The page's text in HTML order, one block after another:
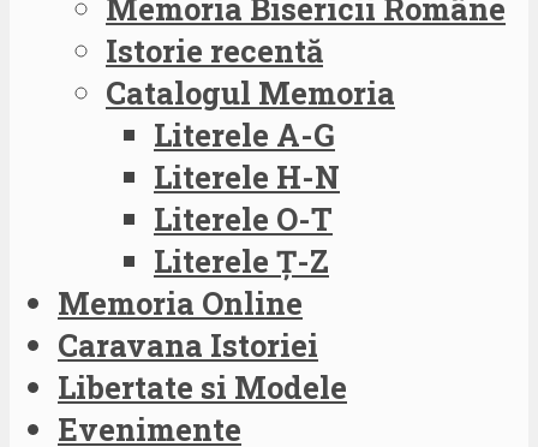
Memoria Bisericii Române
Istorie recentă
Catalogul Memoria
Literele A-G
Literele H-N
Literele O-T
Literele Ț-Z
Memoria Online
Caravana Istoriei
Libertate si Modele
Evenimente